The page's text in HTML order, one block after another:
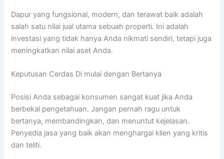
Dapur yang fungsional, modern, dan terawat baik adalah
salah satu nilai jual utama sebuah properti. Ini adalah
investasi yang tidak hanya Anda nikmati sendiri, tetapi juga
meningkatkan nilai aset Anda.
Keputusan Cerdas Di mulai dengan Bertanya
Posisi Anda sebagai konsumen sangat kuat jika Anda
berbekal pengetahuan. Jangan pernah ragu untuk
bertanya, membandingkan, dan menuntut kejelasan.
Penyedia jasa yang baik akan menghargai klien yang kritis
dan teliti.